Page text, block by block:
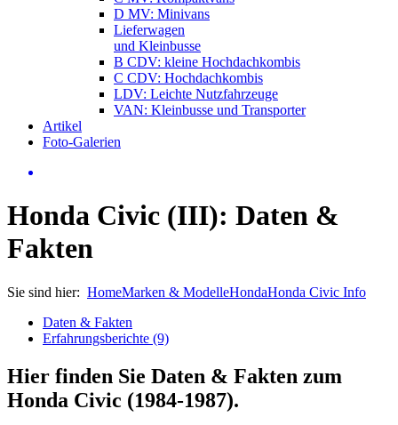
D MV: Minivans
Lieferwagen
und Kleinbusse
B CDV: kleine Hochdachkombis
C CDV: Hochdachkombis
LDV: Leichte Nutzfahrzeuge
VAN: Kleinbusse und Transporter
Artikel
Foto-Galerien
Honda Civic (III): Daten &
Fakten
Sie sind hier: HomeMarken & ModelleHondaHonda Civic Info
Daten & Fakten
Erfahrungsberichte (9)
Hier finden Sie Daten & Fakten zum
Honda Civic (1984-1987).